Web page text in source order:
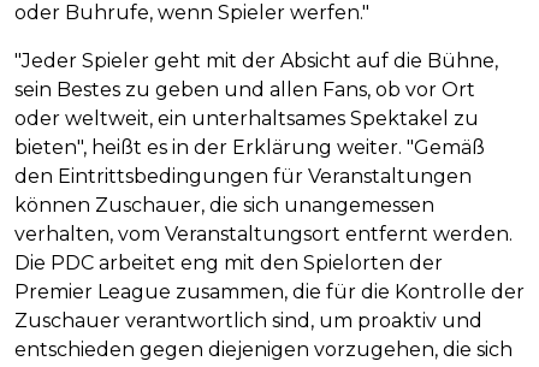
oder Buhrufe, wenn Spieler werfen."
"Jeder Spieler geht mit der Absicht auf die Bühne,
sein Bestes zu geben und allen Fans, ob vor Ort
oder weltweit, ein unterhaltsames Spektakel zu
bieten", heißt es in der Erklärung weiter. "Gemäß
den Eintrittsbedingungen für Veranstaltungen
können Zuschauer, die sich unangemessen
verhalten, vom Veranstaltungsort entfernt werden.
Die PDC arbeitet eng mit den Spielorten der
Premier League zusammen, die für die Kontrolle der
Zuschauer verantwortlich sind, um proaktiv und
entschieden gegen diejenigen vorzugehen, die sich